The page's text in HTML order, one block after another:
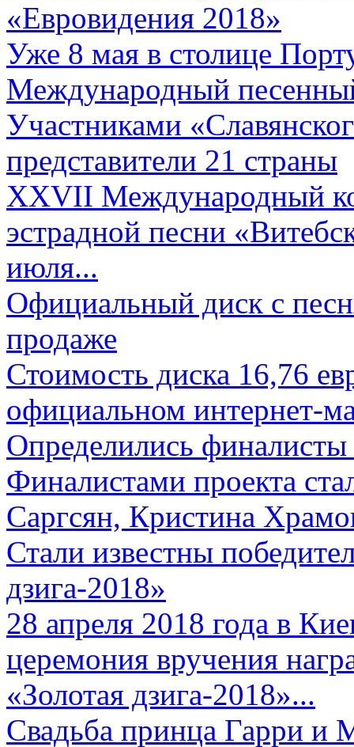
«Евровидения 2018»
Уже 8 мая в столице
Международный
Участниками
представители 21 страны
XXVII Международный
эстрадной песни
июля...
Официальный диск с
продаже
Стоимость диска 16,76
официальном интернет-
Определились
Финалистами проекта
Саргсян, Кристина
Стали известны
дзига-2018»
28 апреля 2018 года в
церемония вручения
«Золотая дзига-2018»...
Свадьба принца Гарри и